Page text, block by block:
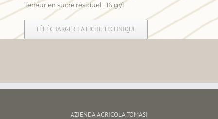
Teneur en sucre résiduel : 16 gr/l
TÉLÉCHARGER LA FICHE TECHNIQUE
AZIENDA AGRICOLA TOMASI